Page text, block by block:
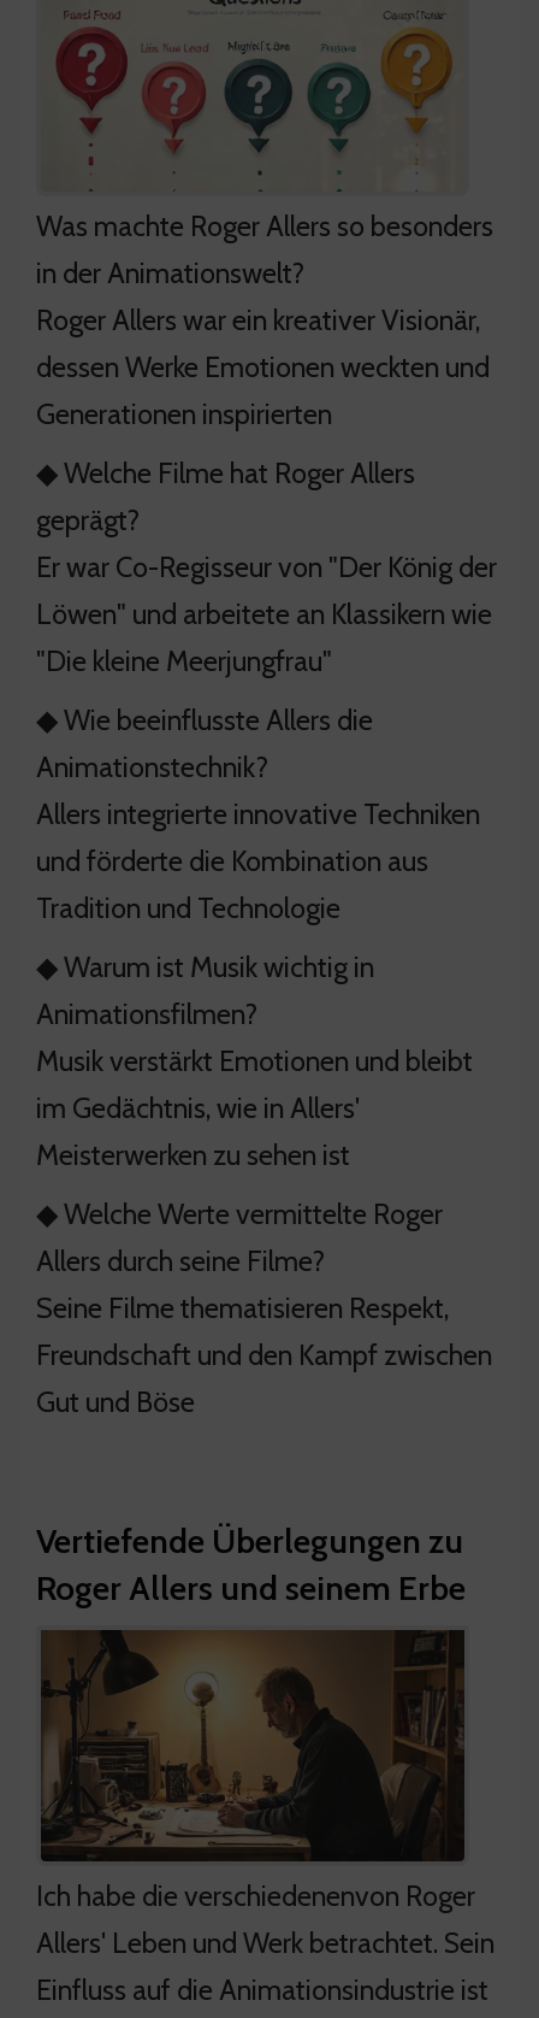
Was machte Roger Allers so besonders
in der Animationswelt?
Roger Allers war ein kreativer Visionär,
dessen Werke Emotionen weckten und
Generationen inspirierten
◆ Welche Filme hat Roger Allers
geprägt?
Er war Co-Regisseur von "Der König der
Löwen" und arbeitete an Klassikern wie
"Die kleine Meerjungfrau"
◆ Wie beeinflusste Allers die
Animationstechnik?
Allers integrierte innovative Techniken
und förderte die Kombination aus
Tradition und Technologie
◆ Warum ist Musik wichtig in
Animationsfilmen?
Musik verstärkt Emotionen und bleibt
im Gedächtnis, wie in Allers'
Meisterwerken zu sehen ist
◆ Welche Werte vermittelte Roger
Allers durch seine Filme?
Seine Filme thematisieren Respekt,
Freundschaft und den Kampf zwischen
Gut und Böse
Vertiefende Überlegungen zu
Roger Allers und seinem Erbe
Ich habe die verschiedenenvon Roger
Allers' Leben und Werk betrachtet. Sein
Einfluss auf die Animationsindustrie ist